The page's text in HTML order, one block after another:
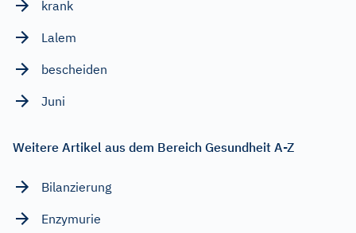
krank
Lalem
bescheiden
Juni
Weitere Artikel aus dem Bereich Gesundheit A-Z
Bilanzierung
Enzymurie